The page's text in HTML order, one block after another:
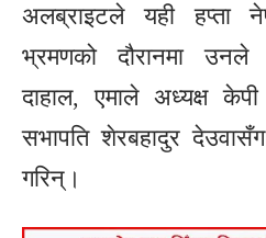
अलब्राइटले यही हप्ता
भ्रमणको दौरानमा उनले
दाहाल, एमाले अध्यक्ष
सभापति शेरबहादुर
गरिन्।